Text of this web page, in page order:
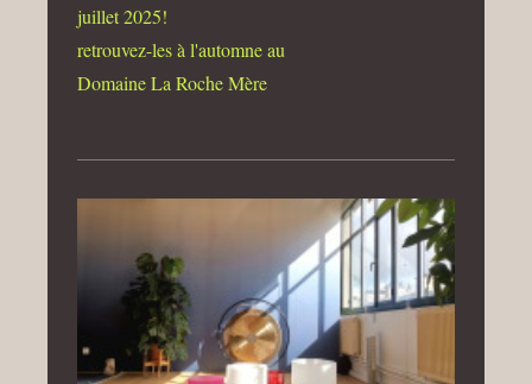
juillet 2025!
retrouvez-les à l'automne au
Domaine La Roche Mère